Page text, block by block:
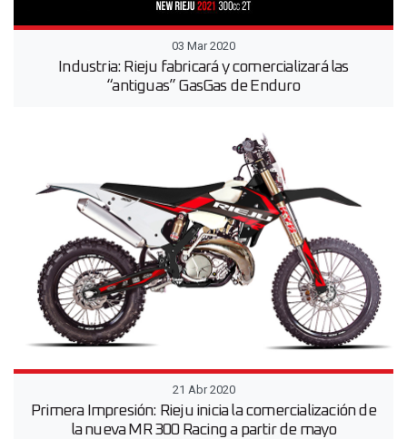
03 Mar 2020
Industria: Rieju fabricará y comercializará las
“antiguas” GasGas de Enduro
21 Abr 2020
Primera Impresión: Rieju inicia la comercialización de
la nueva MR 300 Racing a partir de mayo